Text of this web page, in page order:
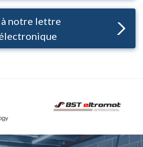
notre lettre